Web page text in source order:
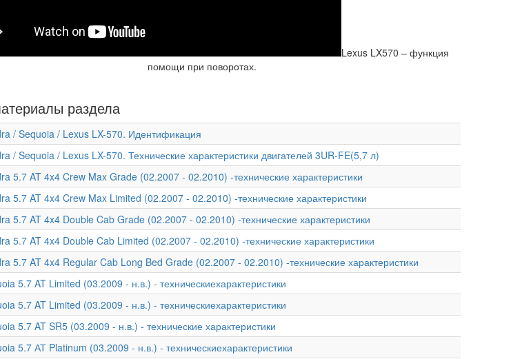
Lexus LX570 – функция
помощи при поворотах.
раздела
/ Sequoia / Lexus LX-570. Идентификация
/ Sequoia / Lexus LX-570. Технические характеристики двигателей 3UR-FE(5,7 л)
5.7 AT 4x4 Crew Max Grade (02.2007 - 02.2010) -технические характеристики
5.7 AT 4x4 Crew Max Limited (02.2007 - 02.2010) -технические характеристики
5.7 AT 4x4 Double Cab Grade (02.2007 - 02.2010) -технические характеристики
5.7 AT 4x4 Double Cab Limited (02.2007 - 02.2010) -технические характеристики
5.7 AT 4x4 Regular Cab Long Bed Grade (02.2007 - 02.2010) -технические характеристики
5.7 AT Limited (03.2009 - н.в.) - техническиехарактеристики
5.7 AT Limited (03.2009 - н.в.) - техническиехарактеристики
5.7 AT SR5 (03.2009 - н.в.) - технические характеристики
5.7 АТ Platinum (03.2009 - н.в.) - техническиехарактеристики